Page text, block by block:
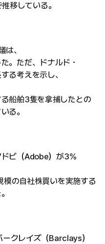
移している。
、
。ただ、ドナルド・
る考えを示し、
船舶3隻を拿捕したとの
る。
ドビ（Adobe）が3%
の自社株買いを実施する
クレイズ（Barclays）